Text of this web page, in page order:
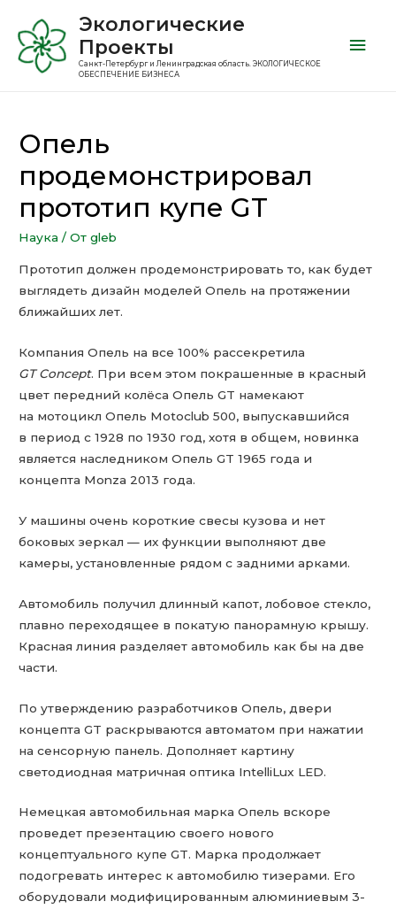
Экологические
Проекты
Санкт-Петербург и Ленинградская область. ЭКОЛОГИЧЕСКОЕ
ОБЕСПЕЧЕНИЕ БИЗНЕСА
Опель
продемонстрировал
прототип купе GT
Наука / От gleb
Прототип должен продемонстрировать то, как будет
выглядеть дизайн моделей Опель на протяжении
ближайших лет.
Компания Опель на все 100% рассекретила
GT Concept. При всем этом покрашенные в красный
цвет передний колёса Опель GT намекают
на мотоцикл Опель Motoclub 500, выпускавшийся
в период с 1928 по 1930 год, хотя в общем, новинка
является наследником Опель GT 1965 года и
концепта Monza 2013 года.
У машины очень короткие свесы кузова и нет
боковых зеркал — их функции выполняют две
камеры, установленные рядом с задними арками.
Автомобиль получил длинный капот, лобовое стекло,
плавно переходящее в покатую панорамную крышу.
Красная линия разделяет автомобиль как бы на две
части.
По утверждению разработчиков Опель, двери
концепта GT раскрываются автоматом при нажатии
на сенсорную панель. Дополняет картину
светодиодная матричная оптика IntelliLux LED.
Немецкая автомобильная марка Опель вскоре
проведет презентацию своего нового
концептуального купе GT. Марка продолжает
подогревать интерес к автомобилю тизерами. Его
оборудовали модифицированным алюминиевым 3-